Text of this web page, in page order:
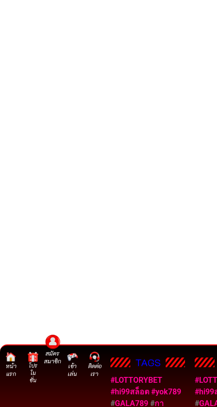
หน้า
แรก
โปร
โม
ชั่น
สมัคร
สมาชิก
เข้า
เล่น
ติดต่อ
เรา
TAGS
#LOTTORYBET
#hi99สล็อต #yok789
#GALA789 #กา
#hi99
#